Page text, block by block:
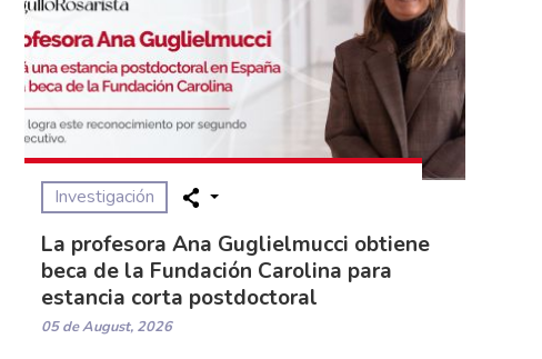
Investigación
La profesora Ana Guglielmucci obtiene
beca de la Fundación Carolina para
estancia corta postdoctoral
05 de August, 2026